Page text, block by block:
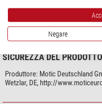
Varie
Codice prodotto del fornitore
SICUREZZA DEL PRODOTTO
Produttore: Motic Deutschland
Wetzlar, DE, http://
Negare